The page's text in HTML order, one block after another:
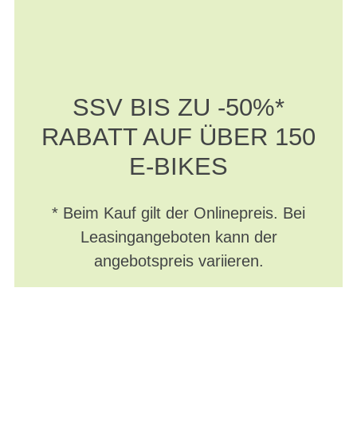
SSV BIS ZU -50%*
RABATT AUF ÜBER 150
E-BIKES
* Beim Kauf gilt der Onlinepreis. Bei
Leasingangeboten kann der
angebotspreis variieren.